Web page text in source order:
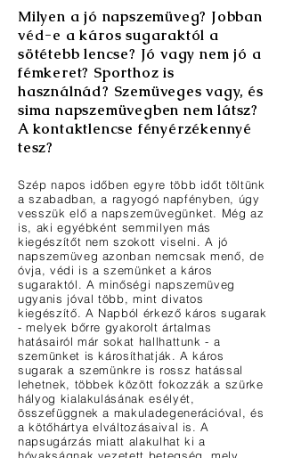
Milyen a jó napszemüveg? Jobban
véd-e a káros sugaraktól a
sötétebb lencse? Jó vagy nem jó a
fémkeret? Sporthoz is
használnád? Szemüveges vagy, és
sima napszemüvegben nem látsz?
A kontaktlencse fényérzékennyé
tesz?
Szép napos időben egyre több időt töltünk
a szabadban, a ragyogó napfényben, úgy
vesszük elő a napszemüvegünket. Még az
is, aki egyébként semmilyen más
kiegészítőt nem szokott viselni. A jó
napszemüveg azonban nemcsak menő, de
óvja, védi is a szemünket a káros
sugaraktól. A minőségi napszemüveg
ugyanis jóval több, mint divatos
kiegészítő. A Napból érkező káros sugarak
- melyek bőrre gyakorolt ártalmas
hatásairól már sokat hallhattunk - a
szemünket is károsíthatják. A káros
sugarak a szemünkre is rossz hatással
lehetnek, többek között fokozzák a szürke
hályog kialakulásának esélyét,
összefüggnek a makuladegenerációval, és
a kötőhártya elváltozásaival is. A
napsugárzás miatt alakulhat ki a